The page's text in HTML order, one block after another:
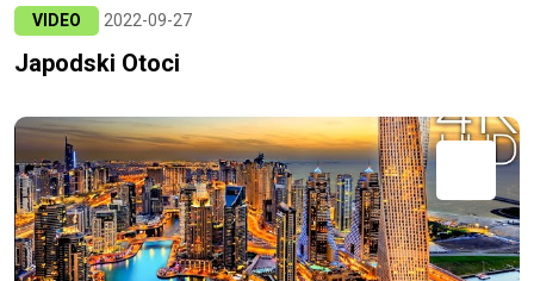
VIDEO 2022-09-27
Japodski Otoci